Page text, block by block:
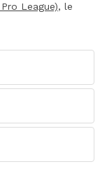
League), le